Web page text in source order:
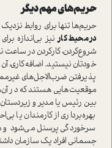
حریم‌های مهم دیگر
حریم‌ها تنها برای روابط
در محیط کارنیز بی‌اندازه
شروع‌کردن، کار‌کردن در ساعت
خودتان نیستید. اضافه‌کاری،
پذیرفتن ضرب‌الاجل‌های
موقعیت‌هایی هستند که در
بین رئیس یا مدیر و
بهره‌برداری از کارمندان یا
سرخوردگی پرسنل می‌شود و
جسمانی افراد یک سازمان